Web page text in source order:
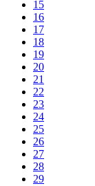
15
16
17
18
19
20
21
22
23
24
25
26
27
28
29